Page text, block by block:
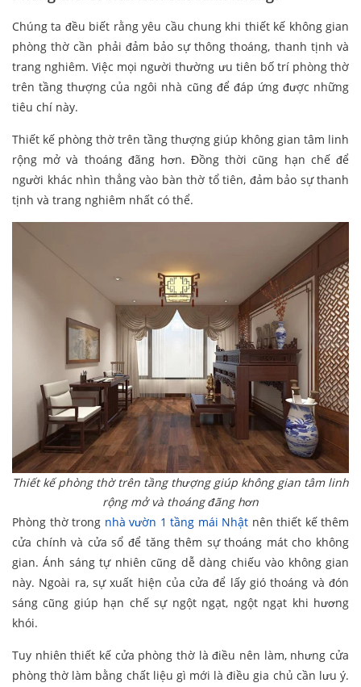
Chúng ta đều biết rằng yêu cầu chung khi thiết kế không gian
phòng thờ cần phải đảm bảo sự thông thoáng, thanh tịnh và
trang nghiêm. Việc mọi người thường ưu tiên bố trí phòng thờ
trên tầng thượng của ngôi nhà cũng để đáp ứng được những
tiêu chí này.
Thiết kế phòng thờ trên tầng thượng giúp không gian tâm linh
rộng mở và thoáng đãng hơn. Đồng thời cũng hạn chế để
người khác nhìn thẳng vào bàn thờ tổ tiên, đảm bảo sự thanh
tịnh và trang nghiêm nhất có thể.
Thiết kế phòng thờ trên tầng thượng giúp không gian tâm linh
rộng mở và thoáng đãng hơn
Phòng thờ trong nhà vườn 1 tầng mái Nhật nên thiết kế thêm
cửa chính và cửa sổ để tăng thêm sự thoáng mát cho không
gian. Ánh sáng tự nhiên cũng dễ dàng chiếu vào không gian
này. Ngoài ra, sự xuất hiện của cửa để lấy gió thoáng và đón
sáng cũng giúp hạn chế sự ngột ngạt, ngột ngạt khi hương
khói.
Tuy nhiên thiết kế cửa phòng thờ là điều nên làm, nhưng cửa
phòng thờ làm bằng chất liệu gì mới là điều gia chủ cần lưu ý.